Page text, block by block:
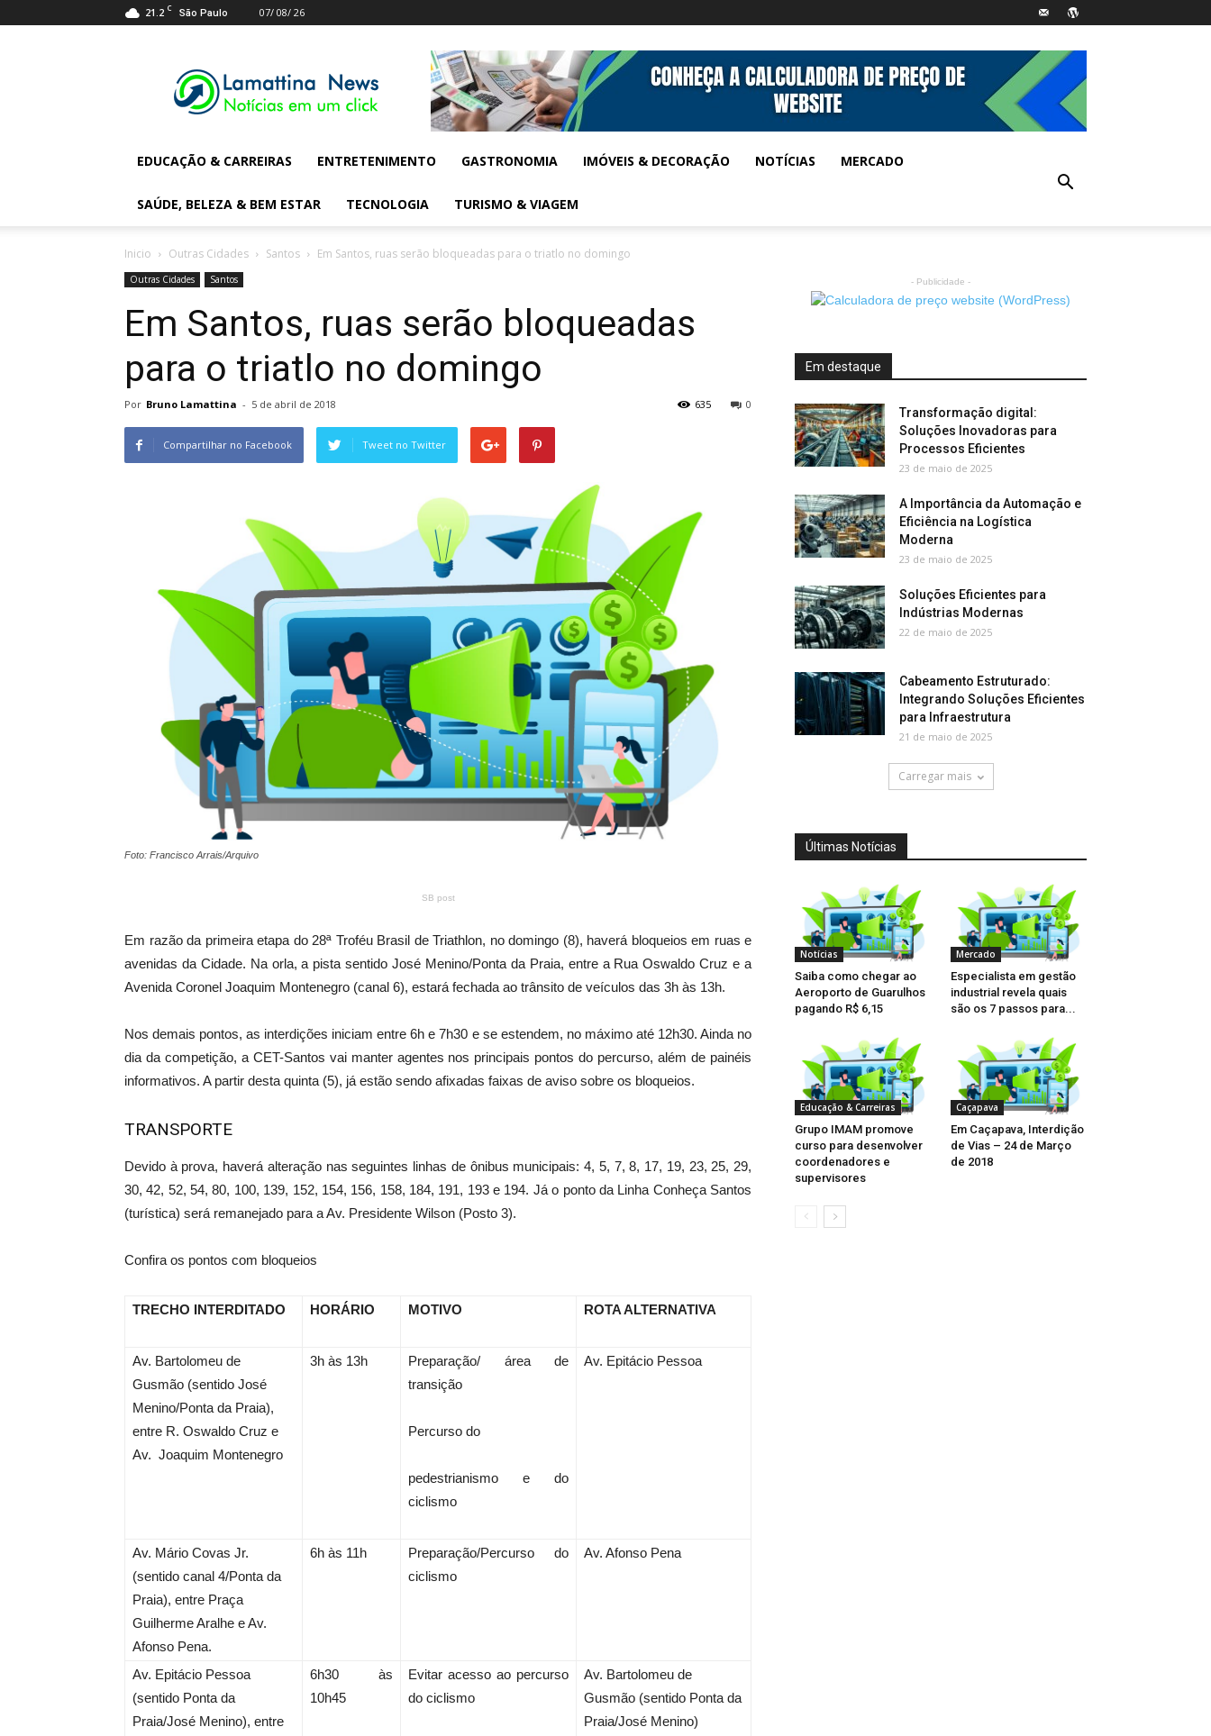
21.2 C São Paulo 07/ 08/ 26
Digital
News
EDUCAÇÃO & CARREIRAS ENTRETENIMENTO GASTRONOMIA IMÓVEIS & DECORAÇÃO NOTÍCIAS MERCADO
SAÚDE, BELEZA & BEM ESTAR TECNOLOGIA TURISMO & VIAGEM
Inicio Outras Cidades Santos Em Santos, ruas serão bloqueadas para o triatlo no domingo
Outras Cidades Santos
Em Santos, ruas serão bloqueadas
para o triatlo no domingo
Por Bruno Lamattina - 5 de abril de 2018 0
635
Compartilhar no Facebook Tweet no Twitter
Foto: Francisco Arrais/Arquivo
SB post
Em razão da primeira etapa do 28ª Troféu Brasil de Triathlon, no domingo (8), haverá bloqueios em ruas e
avenidas da Cidade. Na orla, a pista sentido José Menino/Ponta da Praia, entre a Rua Oswaldo Cruz e a
Avenida Coronel Joaquim Montenegro (canal 6), estará fechada ao trânsito de veículos das 3h às 13h.
Nos demais pontos, as interdições iniciam entre 6h e 7h30 e se estendem, no máximo até 12h30. Ainda no
dia da competição, a CET-Santos vai manter agentes nos principais pontos do percurso, além de painéis
informativos. A partir desta quinta (5), já estão sendo afixadas faixas de aviso sobre os bloqueios.
TRANSPORTE
Devido à prova, haverá alteração nas seguintes linhas de ônibus municipais: 4, 5, 7, 8, 17, 19, 23, 25, 29,
30, 42, 52, 54, 80, 100, 139, 152, 154, 156, 158, 184, 191, 193 e 194. Já o ponto da Linha Conheça Santos
(turística) será remanejado para a Av. Presidente Wilson (Posto 3).
Confira os pontos com bloqueios
TRECHO INTERDITADO HORÁRIO MOTIVO ROTA ALTERNATIVA
Av. Bartolomeu de
Gusmão (sentido José
Menino/Ponta da Praia),
entre R. Oswaldo Cruz e
Av. Joaquim Montenegro
3h às 13h
Preparação/ área de
transição
Percurso do
pedestrianismo e do
ciclismo
Av. Epitácio Pessoa
Av. Mário Covas Jr.
(sentido canal 4/Ponta da
Praia), entre Praça
Guilherme Aralhe e Av.
Afonso Pena.
6h às 11h
Preparação/Percurso do
ciclismo
Av. Afonso Pena
Av. Epitácio Pessoa
(sentido Ponta da
Praia/José Menino), entre
6h30 às
10h45
Evitar acesso ao percurso
do ciclismo
Av. Bartolomeu de
Gusmão (sentido Ponta da
Praia/José Menino)
- Publicidade -
Em destaque
Transformação digital:
Soluções Inovadoras para
Processos Eficientes
23 de maio de 2025
A Importância da Automação e
Eficiência na Logística
Moderna
23 de maio de 2025
Soluções Eficientes para
Indústrias Modernas
22 de maio de 2025
Cabeamento Estruturado:
Integrando Soluções Eficientes
para Infraestrutura
21 de maio de 2025
Carregar mais
Últimas Notícias
Notícias
Saiba como chegar ao
Aeroporto de Guarulhos
pagando R$ 6,15
Mercado
Especialista em gestão
industrial revela quais
são os 7 passos para...
Educação & Carreiras
Grupo IMAM promove
curso para desenvolver
coordenadores e
supervisores
Caçapava
Em Caçapava, Interdição
de Vias – 24 de Março
de 2018